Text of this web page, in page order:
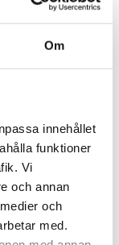
Om
innehållet
funktioner
Vi
och annan
och
med.